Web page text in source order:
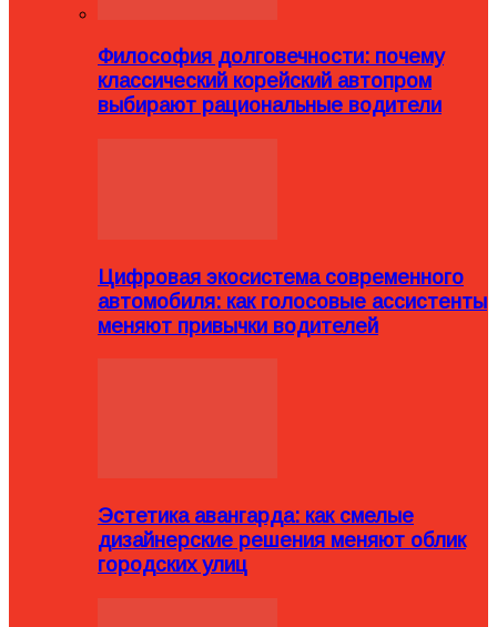
Философия долговечности: почему
классический корейский автопром
выбирают рациональные водители
Цифровая экосистема современного
автомобиля: как голосовые ассистенты
меняют привычки водителей
Эстетика авангарда: как смелые
дизайнерские решения меняют облик
городских улиц